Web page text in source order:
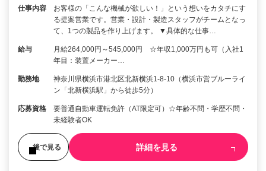
仕事内容
お客様の「こんな機械が欲しい！」という想いをカタチにす
る提案営業です。営業・設計・製造スタッフがチームとなっ
て、1つの製品を作り上げます。 ▼具体的な仕事…
給与
月給264,000円～545,000円 ☆年収1,000万円も可（入社1
年目：装置メーカー…
勤務地
神奈川県横浜市港北区北新横浜1-8-10（横浜市営ブルーライ
ン「北新横浜駅」から徒歩5分）
応募資格
要普通自動車運転免許（AT限定可）☆年齢不問・学歴不問・
未経験者OK
後で見る 詳細を見る